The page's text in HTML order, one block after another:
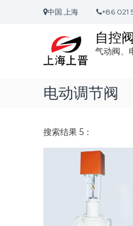
中国.上海 +86 021
自控
气动阀、
电动调节阀
搜索结果 5：